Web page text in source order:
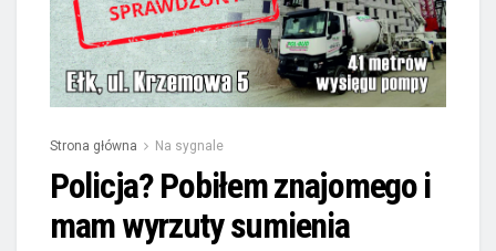
Strona główna Na sygnale
Policja? Pobiłem znajomego i
mam wyrzuty sumienia